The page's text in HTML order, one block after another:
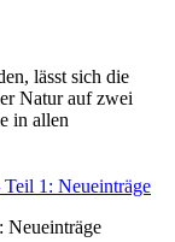
lässt sich die
Natur auf zwei
in allen
1: Neu­ein­träge